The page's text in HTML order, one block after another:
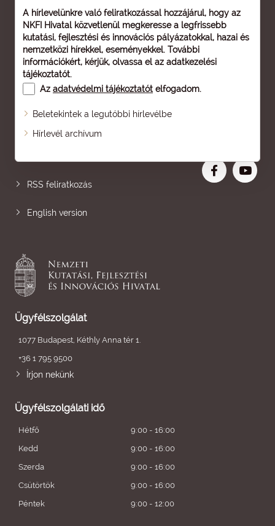
A hírlevelünkre való feliratkozással hozzájárul, hogy az
NKFI Hivatal közvetlenül megkeresse a legfrissebb
kutatási, fejlesztési és innovációs pályázatokkal, hazai és
nemzetközi hírekkel, eseményekkel. További
információkért, kérjük, olvassa el az adatkezelési
tájékoztatót.
Az adatvédelmi tájékoztatót elfogadom.
Beletekintek a legutóbbi hírlevélbe
Hírlevél archívum
Oldaltérkép
RSS feliratkozás
English version
Ügyfélszolgálat
1077 Budapest, Kéthly Anna tér 1.
+36 1 795 9500
Írjon nekünk
Ügyfélszolgálati idő
Hétfő
9:00 - 16:00
Kedd
9:00 - 16:00
Szerda
9:00 - 16:00
Csütörtök
9:00 - 16:00
Péntek
9:00 - 12:00